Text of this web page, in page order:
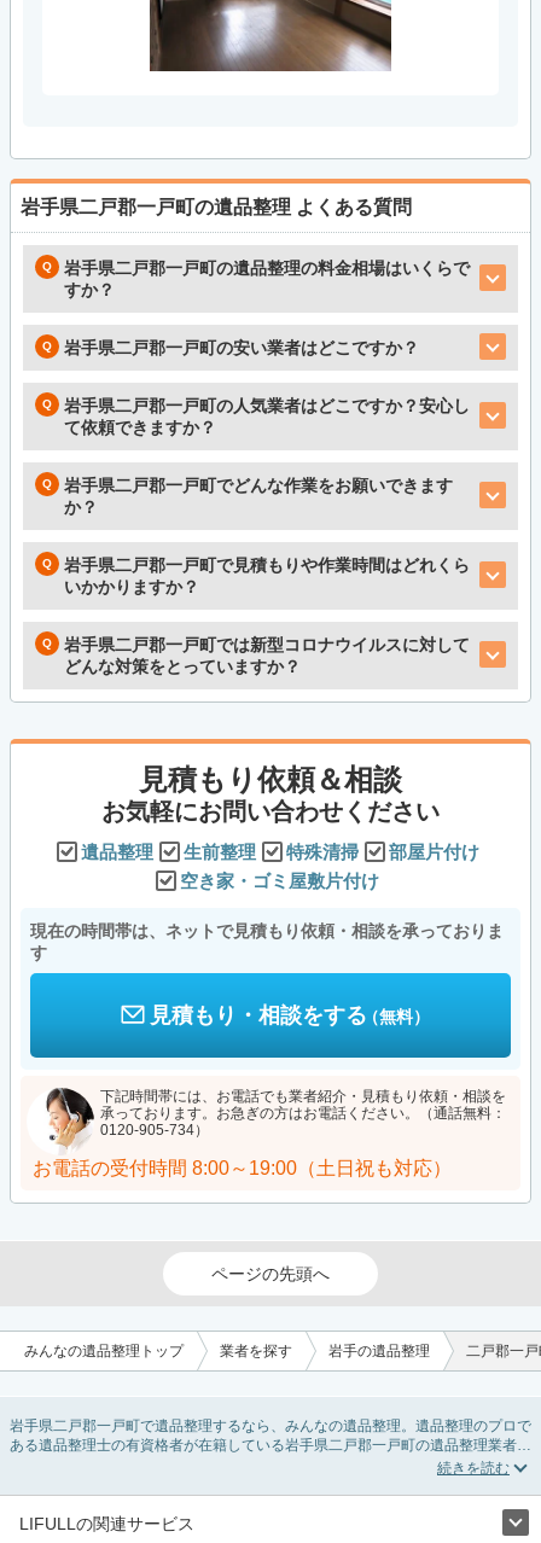
岩手県二戸郡一戸町の遺品整理 よくある質問
岩手県二戸郡一戸町の遺品整理の料金相場はいくらで
すか？
岩手県二戸郡一戸町の安い業者はどこですか？
岩手県二戸郡一戸町の人気業者はどこですか？安心し
て依頼できますか？
岩手県二戸郡一戸町でどんな作業をお願いできます
か？
岩手県二戸郡一戸町で見積もりや作業時間はどれくら
いかかりますか？
岩手県二戸郡一戸町では新型コロナウイルスに対して
どんな対策をとっていますか？
見積もり依頼＆相談
お気軽にお問い合わせください
遺品整理 生前整理 特殊清掃
部屋片付け
空き家・ゴミ屋敷片付け
現在の時間帯は、ネットで見積もり依頼・相談を承っておりま
す
見積もり・相談をする（無料）
下記時間帯には、お電話でも業者紹介・見積もり依頼・相談を
承っております。お急ぎの方はお電話ください。（通話無料：
0120-905-734）
お電話の受付時間 8:00～19:00（土日祝も対応）
ページの先頭へ
みんなの遺品整理トップ 業者を探す 岩手の遺品整理 二戸郡一
岩手県二戸郡一戸町で遺品整理するなら、みんなの遺品整理。遺品整理のプロで
ある遺品整理士の有資格者が在籍している岩手県二戸郡一戸町の遺品整理業者が
掲載されています。遺品処分を即日対応してくれる実家の片付け業者や遺品整理
ービスで絞り込み条件を利用し検索してみましょう。
LIFULLの関連サービス